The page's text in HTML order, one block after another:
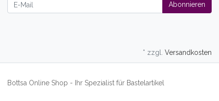
Abonnieren
* zzgl. Versandkosten
Bottsa Online Shop - Ihr Spezialist für Bastelartikel